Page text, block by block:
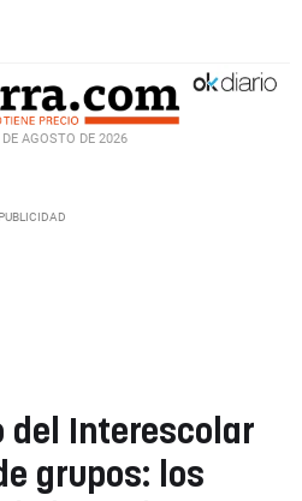
AGOSTO DE 2026
del Interescolar
grupos: los